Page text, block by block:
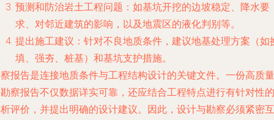
预测和防治岩土工程问题：如基坑开挖的边坡稳定、降水要
求、对邻近建筑的影响，以及地震区的液化判别等。
提出施工建议：针对不良地质条件，建议地基处理方案（如
填、强夯、桩基）和基坑支护措施。
报告是连接地质条件与工程结构设计的关键文件。一份高质量
察报告不仅数据详实可靠，还应结合工程特点进行有针对性的
评价，并提出明确的设计建议。因此，设计与勘察必须紧密互